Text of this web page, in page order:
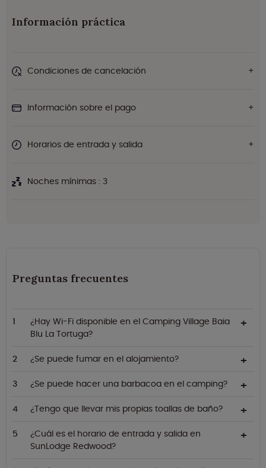
Información práctica
Condiciones de cancelación
Información sobre el pago
Horarios de entrada y salida
Noches mínimas : 3
Preguntas frecuentes
¿Hay Wi-Fi disponible en el Camping Village Baia
Blu La Tortuga?
¿Se puede fumar en el alojamiento?
¿Se puede hacer una barbacoa en el camping?
¿Tengo que llevar mis propias toallas de baño?
¿Cuál es el horario de entrada y salida en
SunLodge Redwood?